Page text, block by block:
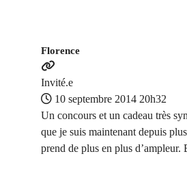
Florence
Invité.e
10 septembre 2014 20h32
Un concours et un cadeau très
que je suis maintenant depuis
prend de plus en plus d’ampleur.